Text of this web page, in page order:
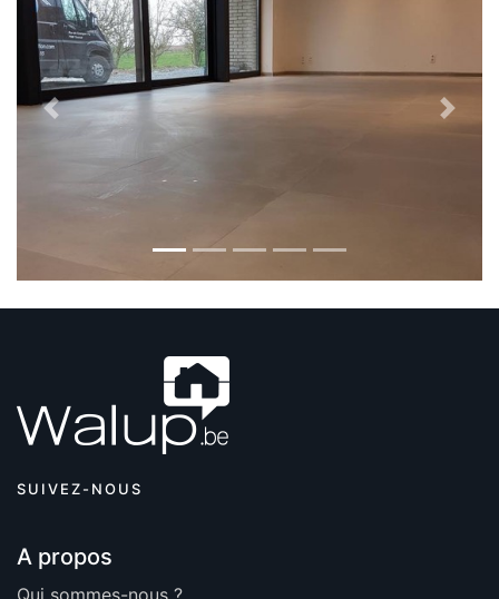
Previous Next
SUIVEZ-NOUS
A propos
Qui sommes-nous ?